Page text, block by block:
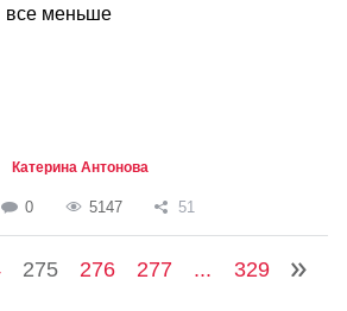
все меньше
Катерина Антонова
0 5147 51
275 276 277 ... 329